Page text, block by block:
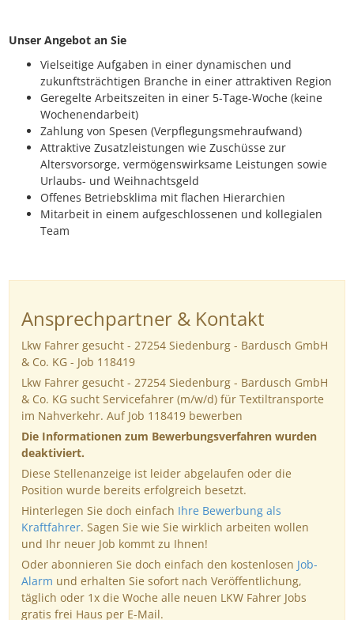
Unser Angebot an Sie
Vielseitige Aufgaben in einer dynamischen und
zukunftsträchtigen Branche in einer attraktiven Region
Geregelte Arbeitszeiten in einer 5-Tage-Woche (keine
Wochenendarbeit)
Zahlung von Spesen (Verpflegungsmehraufwand)
Attraktive Zusatzleistungen wie Zuschüsse zur
Altersvorsorge, vermögenswirksame Leistungen sowie
Urlaubs- und Weihnachtsgeld
Offenes Betriebsklima mit flachen Hierarchien
Mitarbeit in einem aufgeschlossenen und kollegialen
Team
Ansprechpartner & Kontakt
Lkw Fahrer gesucht - 27254 Siedenburg - Bardusch GmbH
& Co. KG - Job 118419
Lkw Fahrer gesucht - 27254 Siedenburg - Bardusch GmbH
& Co. KG sucht Servicefahrer (m/w/d) für Textiltransporte
im Nahverkehr. Auf Job 118419 bewerben
Die Informationen zum Bewerbungsverfahren wurden
deaktiviert.
Diese Stellenanzeige ist leider abgelaufen oder die
Position wurde bereits erfolgreich besetzt.
Hinterlegen Sie doch einfach Ihre Bewerbung als
Kraftfahrer. Sagen Sie wie Sie wirklich arbeiten wollen
und Ihr neuer Job kommt zu Ihnen!
Oder abonnieren Sie doch einfach den kostenlosen Job-
Alarm und erhalten Sie sofort nach Veröffentlichung,
täglich oder 1x die Woche alle neuen LKW Fahrer Jobs
gratis frei Haus per E-Mail.